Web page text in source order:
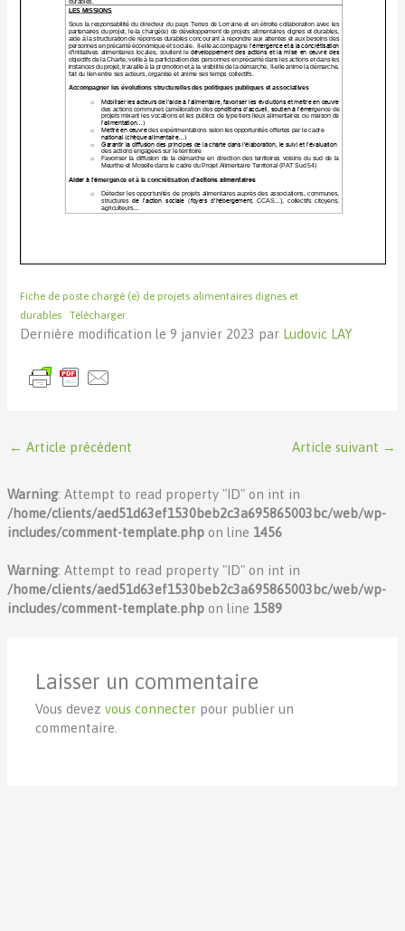
Fiche de poste chargé (e) de projets alimentaires dignes et
durables
Télécharger
Dernière modification le 9 janvier 2023 par Ludovic LAY
← Article précédent Article suivant →
Warning: Attempt to read property "ID" on int in
/home/clients/aed51d63ef1530beb2c3a695865003bc/web/wp-
includes/comment-template.phpon line 1456
Warning: Attempt to read property "ID" on int in
/home/clients/aed51d63ef1530beb2c3a695865003bc/web/wp-
includes/comment-template.phpon line 1589
Laisser un commentaire
Vous devezvous connecter pour publier un
commentaire.